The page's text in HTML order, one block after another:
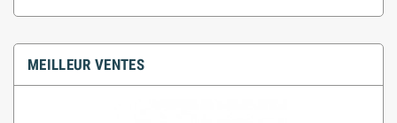
MEILLEUR VENTES